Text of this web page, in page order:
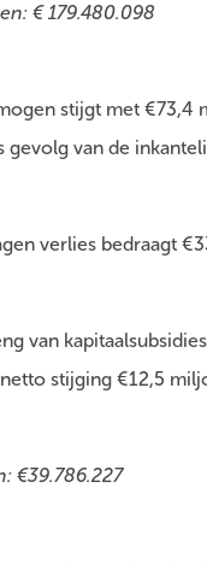
€ 179.480.098
stijgt met
gevolg van de
verlies bedraagt
van
stijging €12,5
€39.786.227